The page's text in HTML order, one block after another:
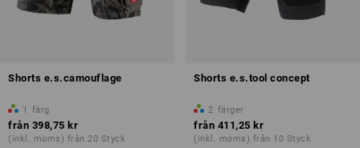
Shorts e.s.camouflage
1 färg
från 398,75 kr
(inkl. moms) från 20 Styck
Shorts e.s.tool concept
2 färger
från 411,25 kr
(inkl. moms) från 10 Styck